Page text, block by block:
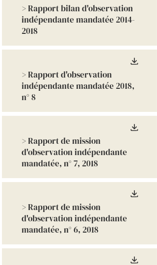
> Rapport bilan d'observation
indépendante mandatée 2014-
2018
> Rapport d'observation
indépendante mandatée 2018,
n° 8
> Rapport de mission
d'observation indépendante
mandatée, n° 7, 2018
> Rapport de mission
d'observation indépendante
mandatée, n° 6, 2018